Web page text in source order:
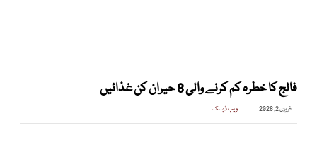
فالج کا خطرہ کم کرنے والی 8 حیران کن غذائیں
فروری 2, 2026 ویب ڈیسک